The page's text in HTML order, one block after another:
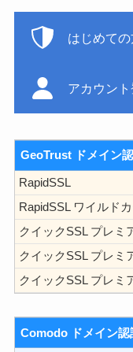
はじめての
アカウン
GeoTrust ドメイン
RapidSSL
RapidSSL ワイルド
クイックSSL プレミ
クイックSSL プレミ
クイックSSL プレミ
Comodo ドメイン認